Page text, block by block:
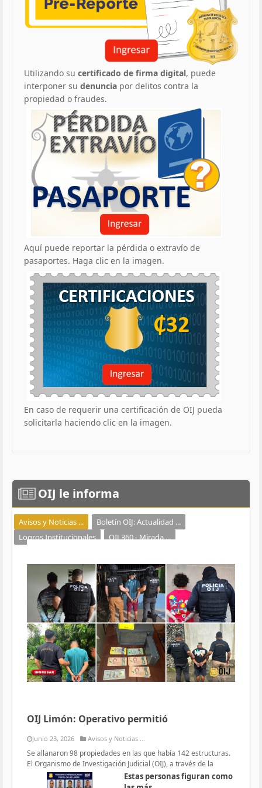
Utilizando su certificado de firma digital, puede
interponer su denuncia por delitos contra la
propiedad o fraudes.
Aquí puede reportar la pérdida o extravío de
pasaportes. Haga clic en la imagen.
En caso de requerir una certificación de OIJ pueda
solicitarla haciendo clic en la imagen.
OIJ le informa
Avisos y Noticias ...
Boletín OIJ: Actualidad ...
Logros Institucionales
OIJ 360 - Mirada ...
OIJ Limón: Operativo permitió
Junio 23, 2026 Avisos y Noticias ...
Se allanaron 98 propiedades en las que había 142 estructuras.
El Organismo de Investigación Judicial (OIJ), a través de la
Estas personas figuran como